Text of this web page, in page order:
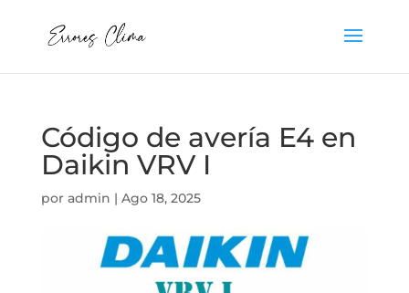
Código de avería E4 en
Daikin VRV I
por admin | Ago 18, 2025